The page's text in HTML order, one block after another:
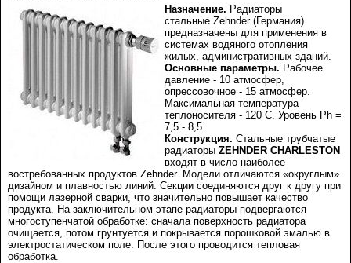
Назначение. Радиаторы
стальные Zehnder (Германия)
предназначены для применения в
системах водяного отопления
жилых, административных зданий.
Основные параметры. Рабочее
давление - 10 атмосфер,
опрессовочное - 15 атмосфер.
Максимальная температура
теплоносителя - 120 С. Уровень Ph =
7,5 - 8,5.
Конструкция. Стальные трубчатые
радиаторы ZEHNDER CHARLESTON
входят в число наиболее
востребованных продуктов Zehnder. Модели отличаются «округлым»
дизайном и плавностью линий. Секции соединяются друг к другу при
помощи лазерной сварки, что значительно повышает качество
продукта. На заключительном этапе радиаторы подвергаются
многоступенчатой обработке: сначала поверхность радиатора
очищается, потом грунтуется и покрывается порошковой эмалью в
электростатическом поле. После этого проводится тепловая
обработка.